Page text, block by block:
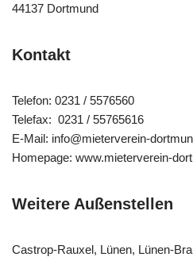
44137 Dortmund
Kontakt
Telefon: 0231 / 5576560
Telefax: 0231 / 55765616
E-Mail: info@mieterverein-
Homepage: www.mieterverein-
Weitere Außenstellen
Castrop-Rauxel, Lünen, Lünen-